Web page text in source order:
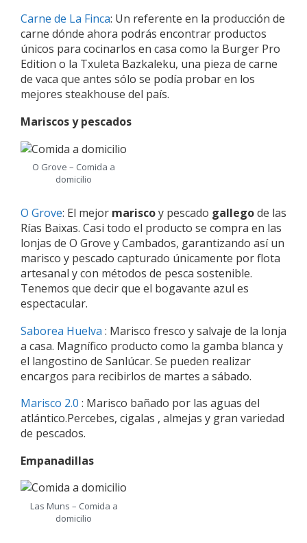
Carne de La Finca: Un referente en la producción de
carne dónde ahora podrás encontrar productos
únicos para cocinarlos en casa como la Burger Pro
Edition o la Txuleta Bazkaleku, una pieza de carne
de vaca que antes sólo se podía probar en los
mejores steakhouse del país.
Mariscos y pescados
O Grove – Comida a
domicilio
O Grove: El mejor mariscoy pescado gallegode las
Rías Baixas. Casi todo el producto se compra en las
lonjas de O Grove y Cambados, garantizando así un
marisco y pescado capturado únicamente por flota
artesanal y con métodos de pesca sostenible.
Tenemos que decir que el bogavante azul es
espectacular.
Saborea Huelva : Marisco fresco y salvaje de la lonja
a casa. Magnífico producto como la gamba blanca y
el langostino de Sanlúcar. Se pueden realizar
encargos para recibirlos de martes a sábado.
Marisco 2.0 : Marisco bañado por las aguas del
atlántico.Percebes, cigalas , almejas y gran variedad
de pescados.
Empanadillas
Las Muns – Comida a
domicilio